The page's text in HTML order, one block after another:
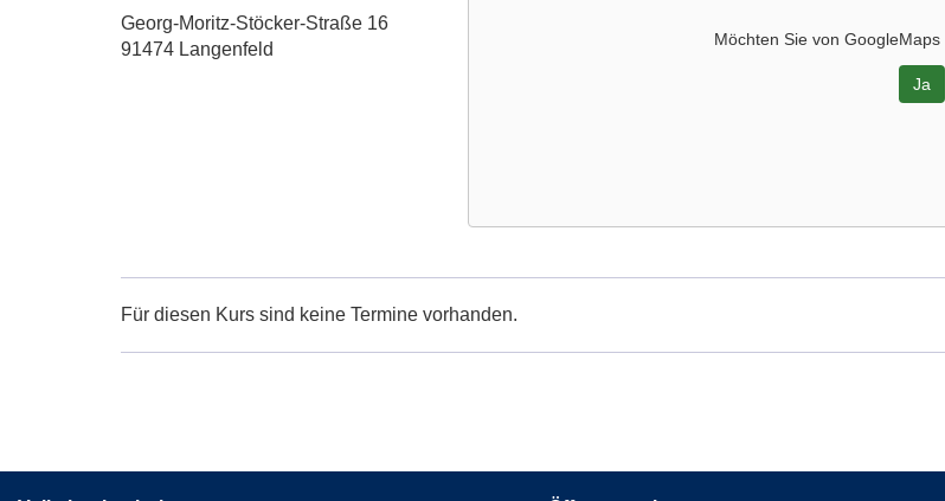
Adresse:
Georg-Moritz-Stöcker-Straße 16
91474 Langenfeld
Möchten Sie vonGoogleMaps
Ja
Maps
Karte
Langenfeld,
Für diesen Kurs sind keine Termine vorhanden.